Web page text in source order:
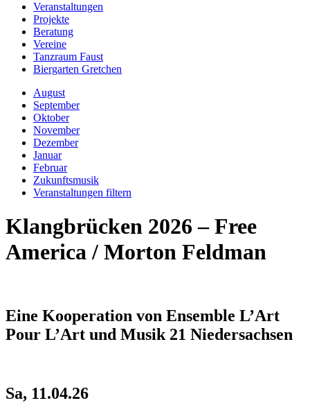
Veranstaltungen
Projekte
Beratung
Vereine
Tanzraum Faust
Biergarten Gretchen
August
September
Oktober
November
Dezember
Januar
Februar
Zukunftsmusik
Veranstaltungen filtern
Klangbrücken 2026 – Free
America / Morton Feldman
Eine Kooperation von Ensemble L’Art
Pour L’Art und Musik 21 Niedersachsen
Sa, 11.04.26